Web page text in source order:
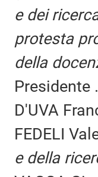
e dei
protesta
della
Presidente
D'UVA
FEDELI
e della